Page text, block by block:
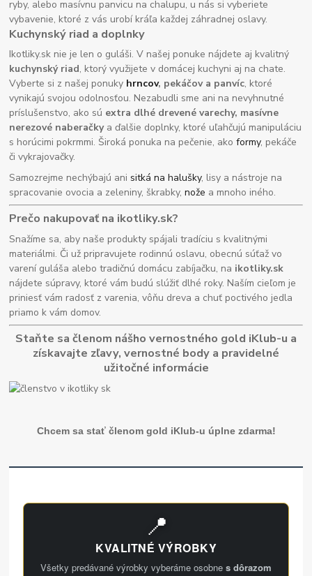
ryby, alebo masívnu panvicu na chalupu, u nás si vyberiete
vybavenie, ktoré z vás urobí kráľa každej záhradnej oslavy.
Kuchynský riad a doplnky
Ikotliky.sk nie je len o guláši. V našej ponuke nájdete aj kvalitný
kuchynský riad, ktorý využijete v domácej kuchyni aj na chate.
Vyberte si z našej ponuky hrncov, pekáčov a panvíc, ktoré
vynikajú svojou odolnosťou. Nezabudli sme ani na nevyhnutné
príslušenstvo, ako sú extra dlhé drevené varechy, masívne
nerezové naberačkya ďalšie doplnky, ktoré uľahčujú manipuláciu
s horúcimi pokrmmi. Široká ponuka na pečenie, akoformy, pekáče
či vykrajovačky.
Samozrejme nechýbajú anisitká na halušky, lisy a nástroje na
spracovanie ovocia a zeleniny, škrabky,nože a mnoho iného.
Prečo nakupovať na ikotliky.sk?
Snažíme sa, aby naše produkty spájali tradíciu s kvalitnými
materiálmi. Či už pripravujete rodinnú oslavu, obecnú súťaž vo
varení guláša alebo tradičnú domácu zabíjačku, na ikotliky.sk
nájdete súpravy, ktoré vám budú slúžiť dlhé roky. Naším cieľom je
priniesť vám radosť z varenia, vôňu dreva a chuť poctivého jedla
priamo k vám domov.
Staňte sa členom nášho vernostného gold iKlub-u a
získavajte zľavy, vernostné body a pravidelné
užitočné informácie
Chcem sa stať členom gold iKlub-u úplne zdarma!
📍
KVALITNÉ VÝROBKY
Všetky predávané výrobky vyberáme osobne s dôrazom